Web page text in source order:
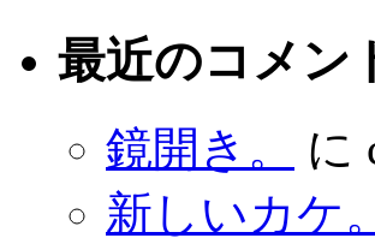
最近のコメン
鏡開き。 に
新しいカケ。